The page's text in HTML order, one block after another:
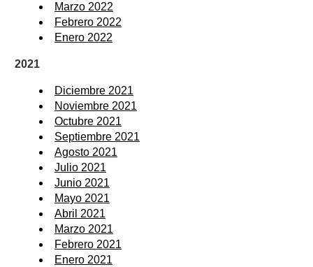
Marzo 2022
Febrero 2022
Enero 2022
2021
Diciembre 2021
Noviembre 2021
Octubre 2021
Septiembre 2021
Agosto 2021
Julio 2021
Junio 2021
Mayo 2021
Abril 2021
Marzo 2021
Febrero 2021
Enero 2021